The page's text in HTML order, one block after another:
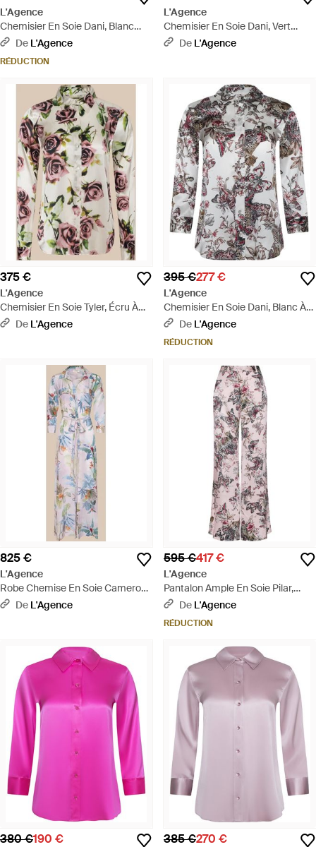
L'Agence
Chemisier En Soie Dani, Blanc
Avec Un Imprimé Roses Rouges
Romantique - Multicolore
De L'Agence
RÉDUCTION
L'Agence
Chemisier En Soie Dani, Vert
Tropical - Vert
De L'Agence
375 €
L'Agence
Chemisier En Soie Tyler, Écru À
Imprimé Roses Mauves - Neutre
De L'Agence
395 €277 €
L'Agence
Chemisier En Soie Dani, Blanc À
Imprimé Jungle Papillons Coloré -
Gris
De L'Agence
RÉDUCTION
825 €
L'Agence
Robe Chemise En Soie Cameron,
Rose Pâle À Imprimé Feuilles De
De L'Agence
595 €417 €
L'Agence
Pantalon Ample En Soie Pilar,
Rose Pâle À Imprimé Jungle
Papillons Coloré - Multicolore
De L'Agence
RÉDUCTION
380 €190 € 385 €270 €